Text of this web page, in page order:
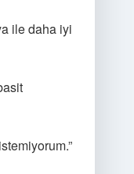
ile daha iyi